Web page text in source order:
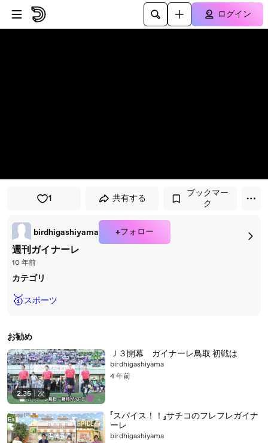
プレイヤーにスキップ
メインコンテンツにスキップ
ログイン
1 共有する
ブックマー
ク
birdhigashiyama +フォロー
週刊ガイナーレ
10 年前
カテゴリ
🥇スポーツ
お勧め
2:35 | 次
Ｊ３開幕 ガイナーレ鳥取 初戦は
birdhigashiyama
4 年前
「スパイス！！」サチコのフレフレガイナ
ーレ
birdhigashiyama